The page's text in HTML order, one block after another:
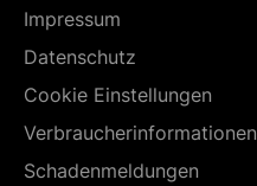
Impressum
Datenschutz
Cookie Einstellungen
Verbraucherinformationen
Schadenmeldungen